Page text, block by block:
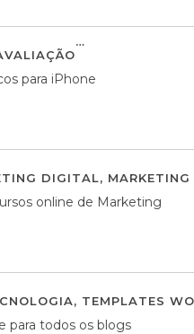
para iPhone
DIGITAL,
online de Marketing
, TEMPLATES
para todos os blogs